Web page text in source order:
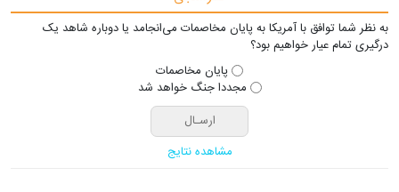
به نظر شما توافق با آمریکا به پایان مخاصمات می‌انجامد یا دوباره شاهد یک
درگیری تمام عیار خواهیم بود؟
پایان مخاصمات
مجددا جنگ خواهد شد
مشاهده نتایج